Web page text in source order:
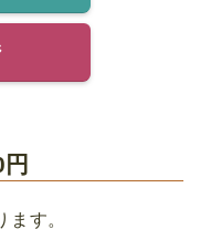
す。